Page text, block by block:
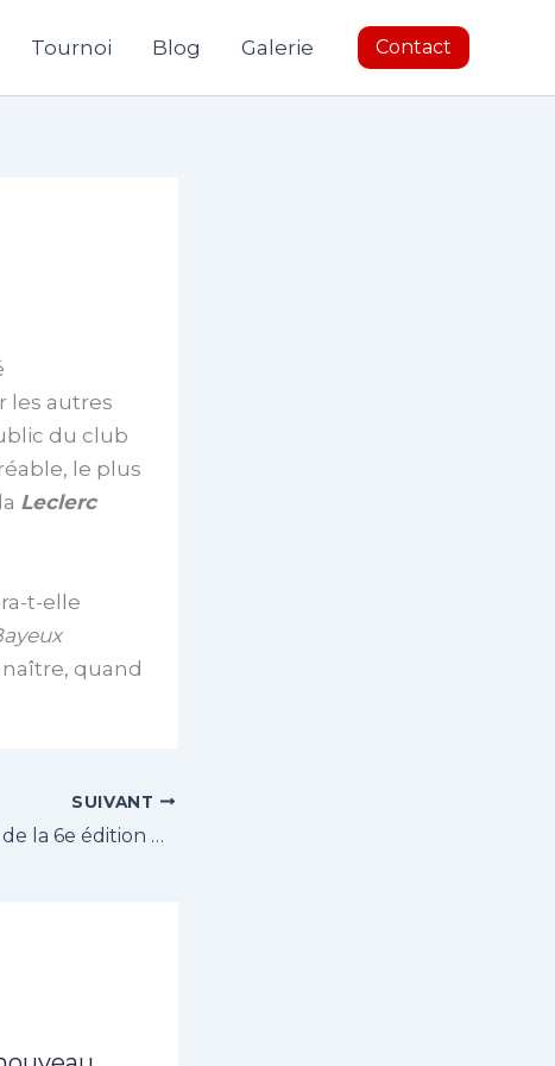
Tournoi Blog Galerie Contact
les autres
du club
le plus
Leclerc
t-elle
quand
SUIVANT
Le classement de la 6e édition de la Leclerc Risle Cup